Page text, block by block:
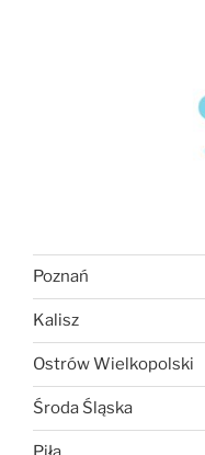
Poznań
Kalisz
Ostrów Wielkopolski
Środa Śląska